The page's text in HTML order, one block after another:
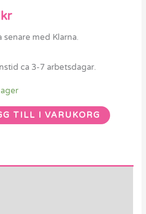
kr
senare med Klarna.
ca 3-7 arbetsdagar.
TILL I VARUKORG